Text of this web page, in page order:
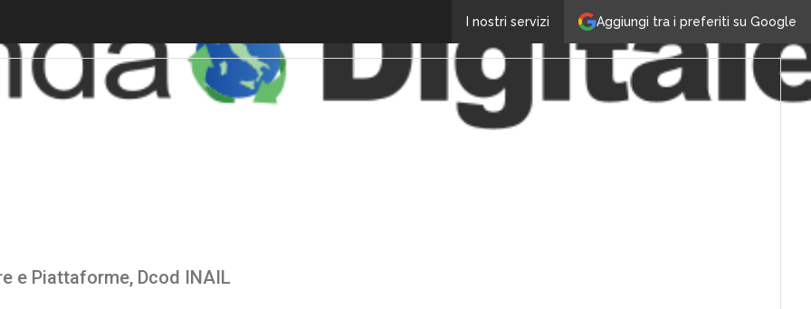
Aggiungi tra i preferiti su Google
I nostri servizi
e Piattaforme, Dcod INAIL